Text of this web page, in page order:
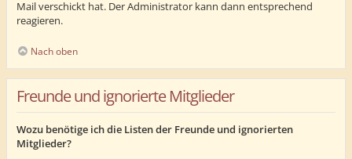
Mail verschickt hat. Der Administrator kann dann entsprechend
reagieren.
Nach oben
Freunde und ignorierte Mitglieder
Wozu benötige ich die Listen der Freunde und ignorierten
Mitglieder?